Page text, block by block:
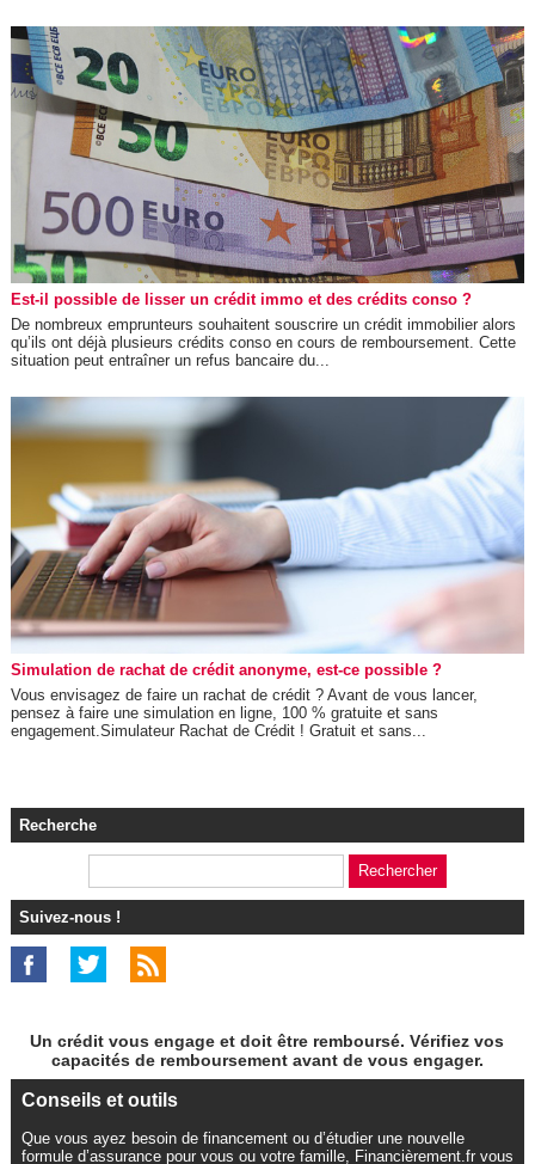
Est-il possible de lisser un crédit immo et des crédits conso ?
De nombreux emprunteurs souhaitent souscrire un crédit immobilier alors
qu’ils ont déjà plusieurs crédits conso en cours de remboursement. Cette
situation peut entraîner un refus bancaire du...
Simulation de rachat de crédit anonyme, est-ce possible ?
Vous envisagez de faire un rachat de crédit ? Avant de vous lancer,
pensez à faire une simulation en ligne, 100 % gratuite et sans
engagement.Simulateur Rachat de Crédit ! Gratuit et sans...
Recherche
Suivez-nous !
Un crédit vous engage et doit être remboursé. Vérifiez vos
capacités de remboursement avant de vous engager.
Conseils et outils
Que vous ayez besoin de financement ou d’étudier une nouvelle
formule d’assurance pour vous ou votre famille, Financièrement.fr vous